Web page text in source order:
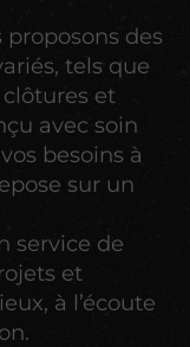
proposons des
tels que
et
avec soin
besoins à
sur un
service de
et
à l’écoute